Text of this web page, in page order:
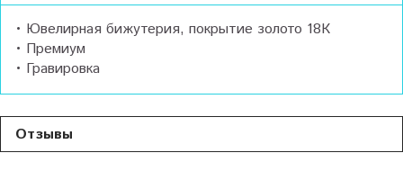
• Ювелирная бижутерия, покрытие золото 18К
• Премиум
• Гравировка
Отзывы